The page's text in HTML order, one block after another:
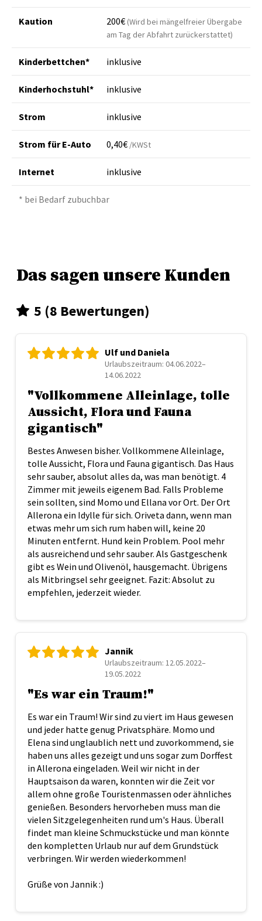
Kaution 200€ (Wird bei mängelfreier Übergabe
am Tag der Abfahrt zurückerstattet)
Kinderbettchen* inklusive
Kinderhochstuhl* inklusive
Strom inklusive
Strom für E-Auto 0,40€ /KWSt
Internet inklusive
* bei Bedarf zubuchbar
Das sagen unsere Kunden
5 (8 Bewertungen)
Ulf und Daniela
Urlaubszeitraum: 04.06.2022–
14.06.2022
"Vollkommene Alleinlage, tolle
Aussicht, Flora und Fauna
gigantisch"
Bestes Anwesen bisher. Vollkommene Alleinlage,
tolle Aussicht, Flora und Fauna gigantisch. Das Haus
sehr sauber, absolut alles da, was man benötigt. 4
Zimmer mit jeweils eigenem Bad. Falls Probleme
sein sollten, sind Momo und Ellana vor Ort. Der Ort
Allerona ein Idylle für sich. Oriveta dann, wenn man
etwas mehr um sich rum haben will, keine 20
Minuten entfernt. Hund kein Problem. Pool mehr
als ausreichend und sehr sauber. Als Gastgeschenk
gibt es Wein und Olivenöl, hausgemacht. Übrigens
als Mitbringsel sehr geeignet. Fazit: Absolut zu
empfehlen, jederzeit wieder.
Jannik
Urlaubszeitraum: 12.05.2022–
19.05.2022
"Es war ein Traum!"
Es war ein Traum! Wir sind zu viert im Haus gewesen
und jeder hatte genug Privatsphäre. Momo und
Elena sind unglaublich nett und zuvorkommend, sie
haben uns alles gezeigt und uns sogar zum Dorffest
in Allerona eingeladen. Weil wir nicht in der
Hauptsaison da waren, konnten wir die Zeit vor
allem ohne große Touristenmassen oder ähnliches
genießen. Besonders hervorheben muss man die
vielen Sitzgelegenheiten rund um's Haus. Überall
findet man kleine Schmuckstücke und man könnte
den kompletten Urlaub nur auf dem Grundstück
verbringen. Wir werden wiederkommen!
Grüße von Jannik :)